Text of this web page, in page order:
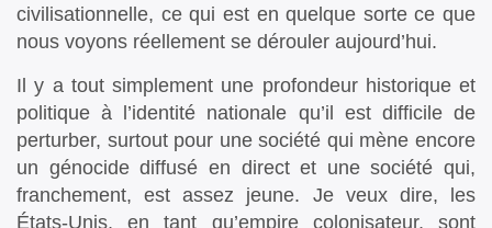
civilisationnelle, ce qui est en quelque sorte ce que
nous voyons réellement se dérouler aujourd’hui.
Il y a tout simplement une profondeur historique et
politique à l’identité nationale qu’il est difficile de
perturber, surtout pour une société qui mène encore
un génocide diffusé en direct et une société qui,
franchement, est assez jeune. Je veux dire, les
États-Unis, en tant qu’empire colonisateur, sont